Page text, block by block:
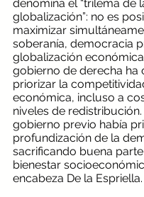
denomina el “trilema de
globalización”: no es
maximizar
soberanía, democracia
globalización
gobierno de derecha ha
priorizar la
económica, incluso a
niveles de
gobierno previo había
profundización de la
sacrificando buena
bienestar
encabeza De la Espriella.